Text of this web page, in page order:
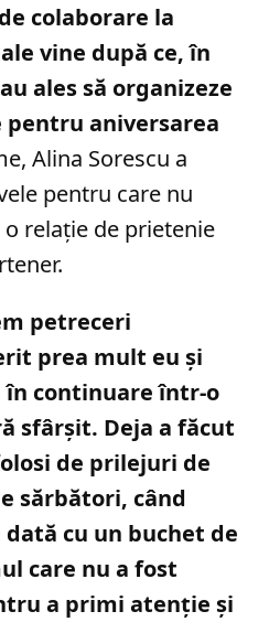
colaborare la
vine după ce, în
ales să organizeze
aniversarea
Alina Sorescu a
pentru care nu
relație de prietenie
petreceri
prea mult eu și
în continuare într-o
sfârșit. Deja a făcut
de prilejuri de
sărbători, când
dată cu un buchet de
care nu a fost
a primi atenție și